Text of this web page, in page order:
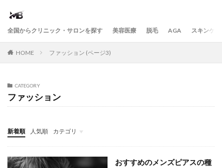
全国からクリニック・サロンを探す 美容医療 脱毛 AGA スキンケア
HOME ファッション (ページ3)
CATEGORY
ファッション
新着順 人気順
カテゴリ
ヘアケア
ボディケア
フレグランス・パフューム
ダイエット
おすすめのメンズピアスの種